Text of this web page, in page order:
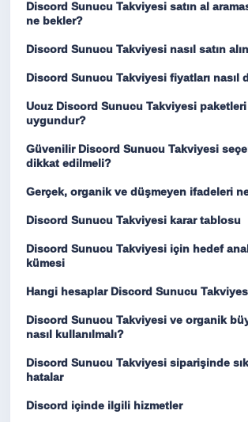
Discord Sunucu Takviyesi satın al
ne bekler?
Discord Sunucu Takviyesi nasıl satın
Discord Sunucu Takviyesi fiyatları nasıl
Ucuz Discord Sunucu Takviyesi
uygundur?
Güvenilir Discord Sunucu Takviyesi
dikkat edilmeli?
Gerçek, organik ve düşmeyen ifadeleri
Discord Sunucu Takviyesi karar tablosu
Discord Sunucu Takviyesi için hedef
kümesi
Hangi hesaplar Discord Sunucu
Discord Sunucu Takviyesi ve organik
nasıl kullanılmalı?
Discord Sunucu Takviyesi siparişinde
hatalar
Discord içinde ilgili hizmetler